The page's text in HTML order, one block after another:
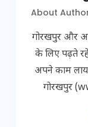
About
गोरखपुर और
के लिए पढ़ते
अपने काम
गोरखपुर